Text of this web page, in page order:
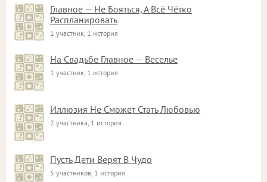
Главное — Не Бояться, А Всё Чётко
Распланировать
1 участник, 1 история
На Свадьбе Главное — Веселье
1 участник, 1 история
Иллюзия Не Сможет Стать Любовью
2 участника, 1 история
Пусть Дети Верят В Чудо
5 участников, 1 история